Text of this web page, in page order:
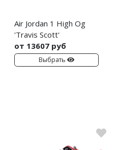
Air Jordan 1 High Og
'Travis Scott'
от 13607 руб
Выбрать